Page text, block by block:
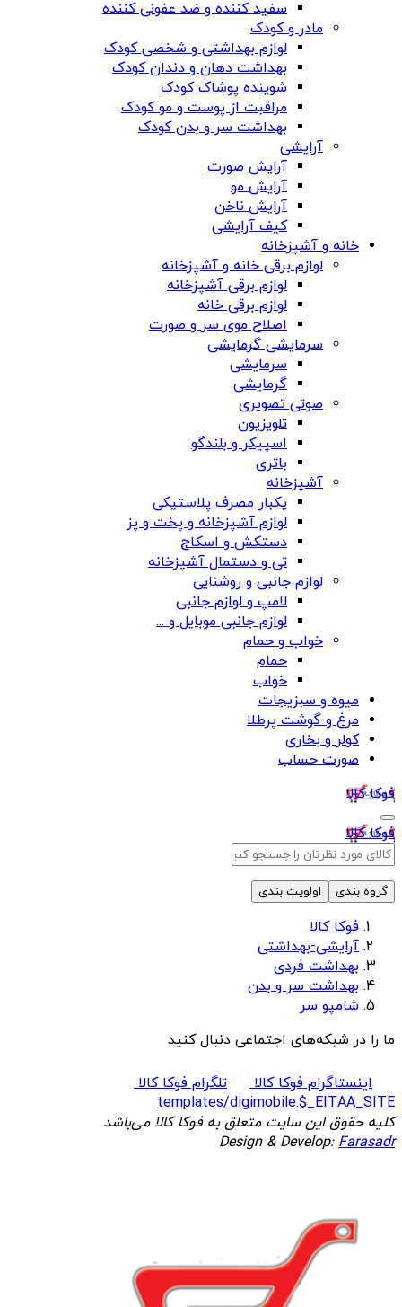
سفید کننده و ضد عفونی کننده
مادر و کودک
لوازم بهداشتی و شخصی کودک
بهداشت دهان و دندان کودک
شوینده پوشاک کودک
مراقبت از پوست و مو کودک
بهداشت سر و بدن کودک
آرایشی
آرایش صورت
آرایش مو
آرایش ناخن
کیف آرایشی
خانه و آشپزخانه
لوازم برقی خانه و آشپزخانه
لوازم برقی آشپزخانه
لوازم برقی خانه
اصلاح موی سر و صورت
سرمایشی گرمایشی
سرمایشی
گرمایشی
صوتی تصویری
تلویزیون
اسپیکر و بلندگو
باتری
آشپزخانه
یکبار مصرف پلاستیکی
لوازم آشپزخانه و پخت و پز
دستکش و اسکاج
تی و دستمال آشپزخانه
لوازم جانبی و روشنایی
لامپ و لوازم جانبی
لوازم جانبی موبایل و ...
خواب و حمام
حمام
خواب
میوه و سبزیجات
مرغ و گوشت پرطلا
کولر و بخاری
صورت حساب
فوکا کالا
فوکا کالا
گروه بندی اولویت بندی
فوکا کالا
آرایشی-بهداشتی
بهداشت فردی
بهداشت سر و بدن
شامپو سر
ما را در شبکه‌های اجتماعی دنبال کنید
اینستاگرام فوکا کالا
تلگرام فوکا کالا
templates/digimobile.$_EITAA_SITE
کلیه حقوق این سایت متعلق به فوکا کالا می‌باشد
Design & Develop:Farasadr